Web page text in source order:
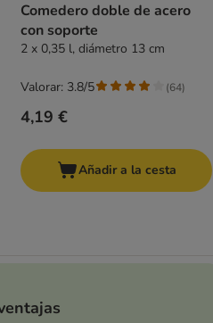
Comedero doble de acero
con soporte
2 x 0,35 l, diámetro 13 cm
4,19 €
Valorar: 3.8/5 (64)
Añadir a la cesta